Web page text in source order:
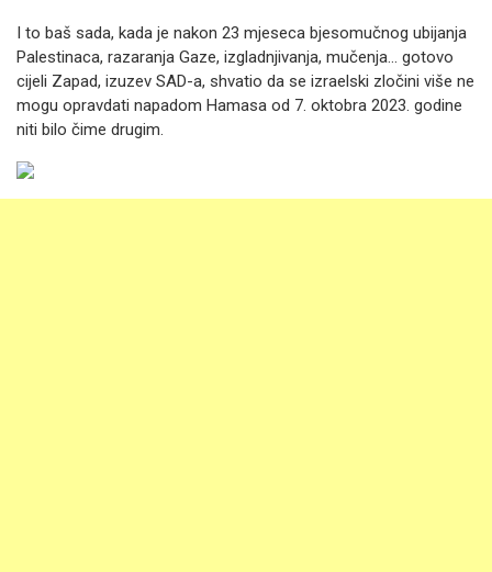
I to baš sada, kada je nakon 23 mjeseca bjesomučnog ubijanja
Palestinaca, razaranja Gaze, izgladnjivanja, mučenja... gotovo
cijeli Zapad, izuzev SAD-a, shvatio da se izraelski zločini više ne
mogu opravdati napadom Hamasa od 7. oktobra 2023. godine
niti bilo čime drugim.